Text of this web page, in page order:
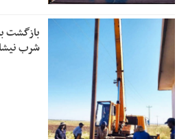
بازگشت
شرب